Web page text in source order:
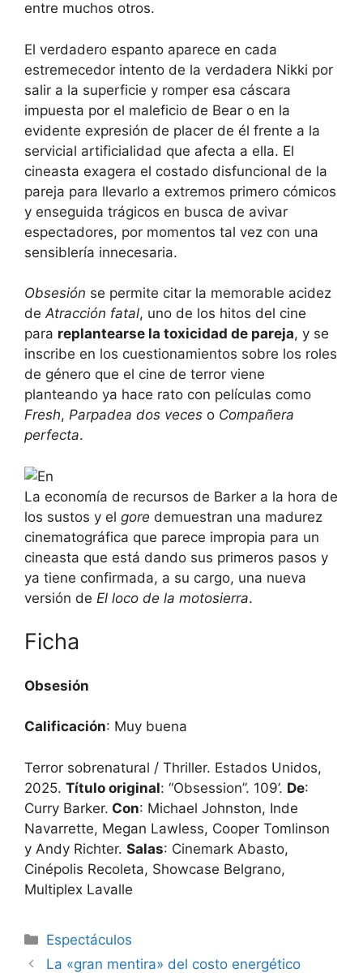
entre muchos otros.
El verdadero espanto aparece en cada
estremecedor intento de la verdadera Nikki por
salir a la superficie y romper esa cáscara
impuesta por el maleficio de Bear o en la
evidente expresión de placer de él frente a la
servicial artificialidad que afecta a ella. El
cineasta exagera el costado disfuncional de la
pareja para llevarlo a extremos primero cómicos
y enseguida trágicos en busca de avivar
espectadores, por momentos tal vez con una
sensiblería innecesaria.
Obsesión se permite citar la memorable acidez
de Atracción fatal, uno de los hitos del cine
para replantearse la toxicidad de pareja, y se
inscribe en los cuestionamientos sobre los roles
de género que el cine de terror viene
planteando ya hace rato con películas como
Fresh, Parpadea dos veces o Compañera
perfecta.
La economía de recursos de Barker a la hora de
los sustos y el gore demuestran una madurez
cinematográfica que parece impropia para un
cineasta que está dando sus primeros pasos y
ya tiene confirmada, a su cargo, una nueva
versión de El loco de la motosierra.
Ficha
Obsesión
Calificación: Muy buena
Terror sobrenatural / Thriller. Estados Unidos,
2025. Título original: “Obsession”. 109’. De:
Curry Barker. Con: Michael Johnston, Inde
Navarrette, Megan Lawless, Cooper Tomlinson
y Andy Richter. Salas: Cinemark Abasto,
Cinépolis Recoleta, Showcase Belgrano,
Multiplex Lavalle
Espectáculos
La «gran mentira» del costo energético